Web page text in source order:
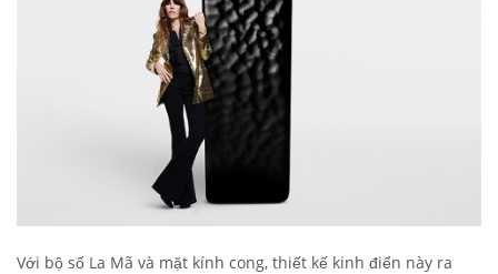
Với bộ số La Mã và mặt kính cong, thiết kế kinh điển này ra